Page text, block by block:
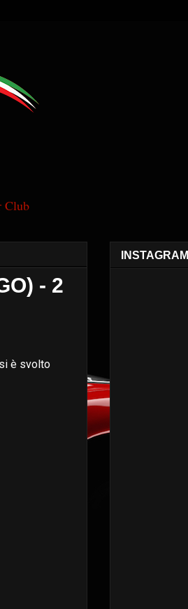
Club
- 2
è svolto
INSTAGRAM